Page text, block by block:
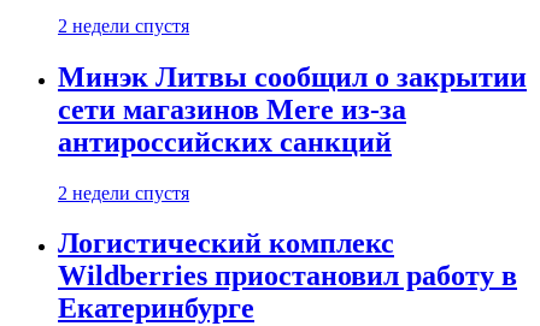
2 недели спустя
Минэк Литвы сообщил о закрытии
сети магазинов Mere из-за
антироссийских санкций
2 недели спустя
Логистический комплекс
Wildberries приостановил работу в
Екатеринбурге